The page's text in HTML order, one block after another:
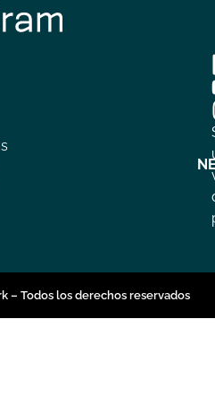
– Todos los derechos reservados